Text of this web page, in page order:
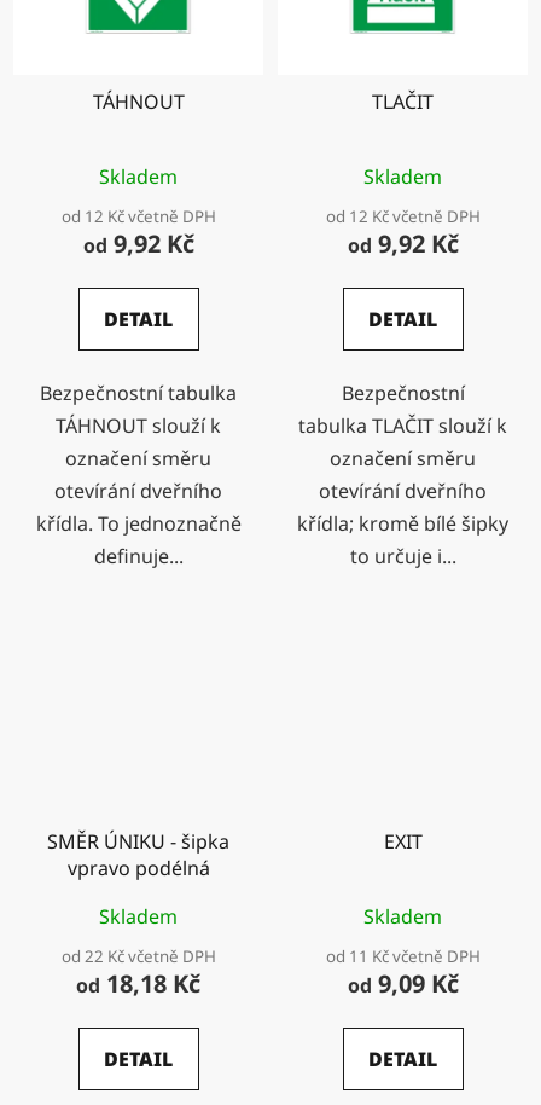
TÁHNOUT
Skladem
od 12 Kč včetně DPH
od 9,92 Kč
DETAIL
Bezpečnostní tabulka
TÁHNOUT slouží k
označení směru
otevírání dveřního
křídla. To jednoznačně
definuje...
TLAČIT
Skladem
od 12 Kč včetně DPH
od 9,92 Kč
DETAIL
Bezpečnostní
tabulka TLAČIT slouží k
označení směru
otevírání dveřního
křídla; kromě bílé šipky
to určuje i...
SMĚR ÚNIKU - šipka
vpravo podélná
Skladem
od 22 Kč včetně DPH
od 18,18 Kč
DETAIL
EXIT
Skladem
od 11 Kč včetně DPH
od 9,09 Kč
DETAIL